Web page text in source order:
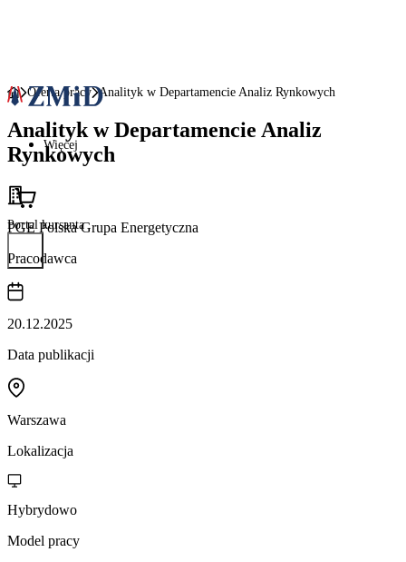
Więcej
Portal kursanta
Oferta pracy Analityk w Departamencie Analiz Rynkowych
Analityk w Departamencie Analiz
Rynkowych
PGE Polska Grupa Energetyczna
Pracodawca
20.12.2025
Data publikacji
Warszawa
Lokalizacja
Hybrydowo
Model pracy